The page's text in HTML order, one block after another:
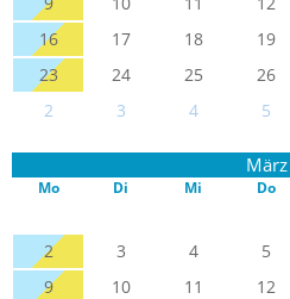
16
17 18 19
23
24 25 26
2
3 4 5
März
Mo Di Mi Do
2
3 4 5
9
10 11 12